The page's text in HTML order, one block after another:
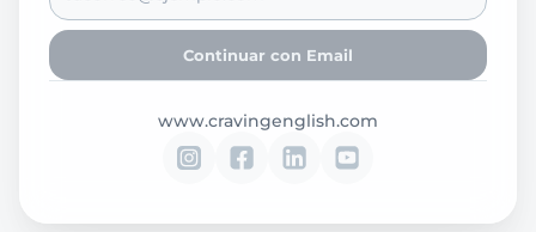
Continuar con Email
www.cravingenglish.com